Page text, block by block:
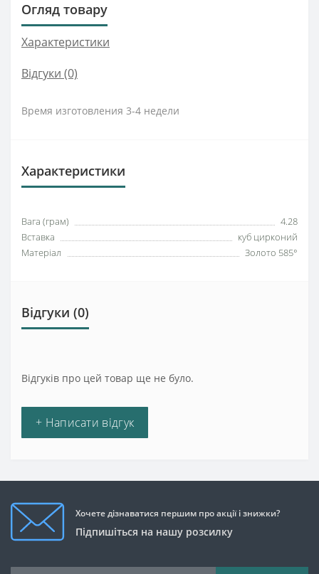
Огляд товару
Характеристики
Відгуки (0)
Время изготовления 3-4 недели
Характеристики
Вага (грам)
4.28
Вставка
куб цирконий
Матеріал
Золото 585°
Відгуки (0)
Відгуків про цей товар ще не було.
+ Написати відгук
Хочете дізнаватися першим про акції і знижки?
Підпишіться на нашу розсилку